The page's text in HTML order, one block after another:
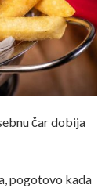
čar dobija
pogotovo kada